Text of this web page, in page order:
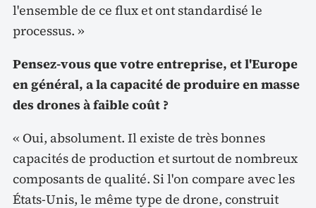
l'ensemble de ce flux et ont standardisé le
processus. »
Pensez-vous que votre entreprise, et l'Europe
en général, a la capacité de produire en masse
des drones à faible coût ?
« Oui, absolument. Il existe de très bonnes
capacités de production et surtout de nombreux
composants de qualité. Si l'on compare avec les
États-Unis, le même type de drone, construit